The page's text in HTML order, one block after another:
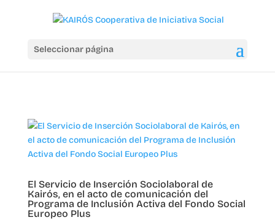
Seleccionar página
El Servicio de Inserción Sociolaboral de
Kairós, en el acto de comunicación del
Programa de Inclusión Activa del Fondo Social
Europeo Plus